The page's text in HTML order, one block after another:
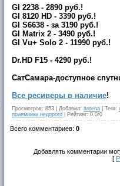
GI 2238 - 2890 руб.!
GI 8120 HD - 3390 руб.!
GI S6638 - за 3190 руб.!
GI Matrix 2 - 3490 руб.!
GI Vu+ Solo 2 - 11990 руб.!
Dr.HD F15 - 4290 руб.!
СатСамара-доступное
Все ресиверы в наличие!
Просмотров: 853 Добавил: antena Теги:
приемники недорого
Рейтинг: 0.0/0
Всего комментариев: 0
Добавлять комментарии
[